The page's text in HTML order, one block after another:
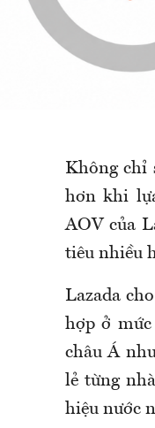
Không chỉ
hơn khi
AOV của
tiêu nhiều
Lazada
hợp ở
châu Á
lẻ từng
hiệu nước